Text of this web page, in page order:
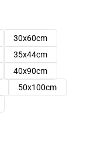
30x60cm
35x44cm
40x90cm
50x100cm